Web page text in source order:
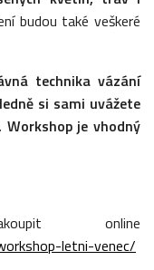
budou také veškeré
technika vázání
si sami uvážete
je vhodný
online
letni-venec/